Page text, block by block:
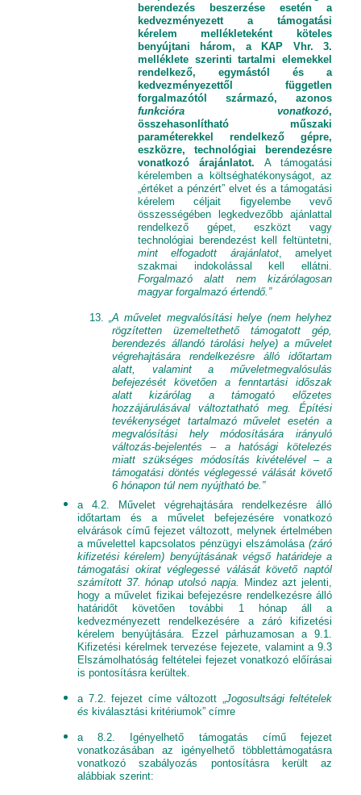
berendezés beszerzése esetén a
kedvezményezett a támogatási
kérelem mellékleteként köteles
benyújtani három, a KAP Vhr. 3.
melléklete szerinti tartalmi elemekkel
rendelkező, egymástól és a
kedvezményezettől független
forgalmazótól származó, azonos
funkcióra vonatkozó,
összehasonlítható műszaki
paraméterekkel rendelkező gépre,
eszközre, technológiai berendezésre
vonatkozó árajánlatot. A támogatási
kérelemben a költséghatékonyságot, az
„értéket a pénzért” elvet és a támogatási
kérelem céljait figyelembe vevő
összességében legkedvezőbb ajánlattal
rendelkező gépet, eszközt vagy
technológiai berendezést kell feltüntetni,
mint elfogadott árajánlatot, amelyet
szakmai indokolással kell ellátni.
Forgalmazó alatt nem kizárólagosan
magyar forgalmazó értendő.”
13. „A művelet megvalósítási helye (nem helyhez
rögzítetten üzemeltethető támogatott gép,
berendezés állandó tárolási helye) a művelet
végrehajtására rendelkezésre álló időtartam
alatt, valamint a műveletmegvalósulás
befejezését követően a fenntartási időszak
alatt kizárólag a támogató előzetes
hozzájárulásával változtatható meg. Építési
tevékenységet tartalmazó művelet esetén a
megvalósítási hely módosítására irányuló
változás-bejelentés – a hatósági kötelezés
miatt szükséges módosítás kivételével – a
támogatási döntés véglegessé válását követő
6 hónapon túl nem nyújtható be.”
a 4.2. Művelet végrehajtására rendelkezésre álló
időtartam és a művelet befejezésére vonatkozó
elvárások című fejezet változott, melynek értelmében
a művelettel kapcsolatos pénzügyi elszámolása (záró
kifizetési kérelem) benyújtásának végső határideje a
támogatási okirat véglegessé válását követő naptól
számított 37. hónap utolsó napja.
Mindez azt jelenti,
hogy a művelet fizikai befejezésre rendelkezésre álló
határidőt követően további 1 hónap áll a
kedvezményezett rendelkezésére a záró kifizetési
kérelem benyújtására. Ezzel párhuzamosan a 9.1.
Kifizetési kérelmek tervezése fejezete, valamint a 9.3
Elszámolhatóság feltételei fejezet vonatkozó előírásai
is pontosításra kerültek.
a 7.2. fejezet címe változott „Jogosultsági feltételek
és kiválasztási kritériumok” címre
a 8.2. Igényelhető támogatás című fejezet
vonatkozásában az igényelhető többlettámogatásra
vonatkozó szabályozás pontosításra került az
alábbiak szerint: